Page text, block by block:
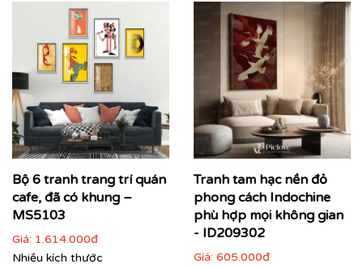
Bộ 6 tranh trang trí quán
cafe, đã có khung –
MS5103
Giá: 1.614.000đ
Nhiều kích thước
Tranh tam hạc nền đỏ
phong cách Indochine
phù hợp mọi không gian
- ID209302
Giá: 605.000đ